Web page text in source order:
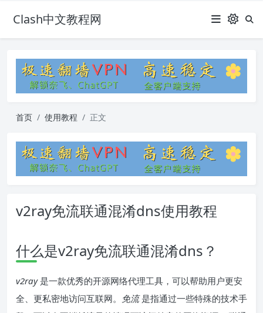
Clash中文教程网
首页 使用教程 正文
v2ray免流联通混淆dns使用教程
什么是v2ray免流联通混淆dns？
v2ray是一款优秀的开源网络代理工具，可以帮助用户更安
全、更私密地访问互联网。 免流是指通过一些特殊的技术手